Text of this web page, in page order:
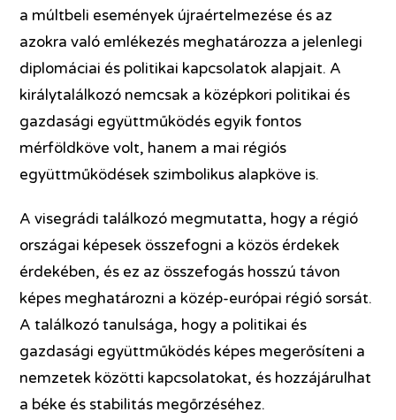
a múltbeli események újraértelmezése és az
azokra való emlékezés meghatározza a jelenlegi
diplomáciai és politikai kapcsolatok alapjait. A
királytalálkozó nemcsak a középkori politikai és
gazdasági együttműködés egyik fontos
mérföldköve volt, hanem a mai régiós
együttműködések szimbolikus alapköve is.
A visegrádi találkozó megmutatta, hogy a régió
országai képesek összefogni a közös érdekek
érdekében, és ez az összefogás hosszú távon
képes meghatározni a közép-európai régió sorsát.
A találkozó tanulsága, hogy a politikai és
gazdasági együttműködés képes megerősíteni a
nemzetek közötti kapcsolatokat, és hozzájárulhat
a béke és stabilitás megőrzéséhez.